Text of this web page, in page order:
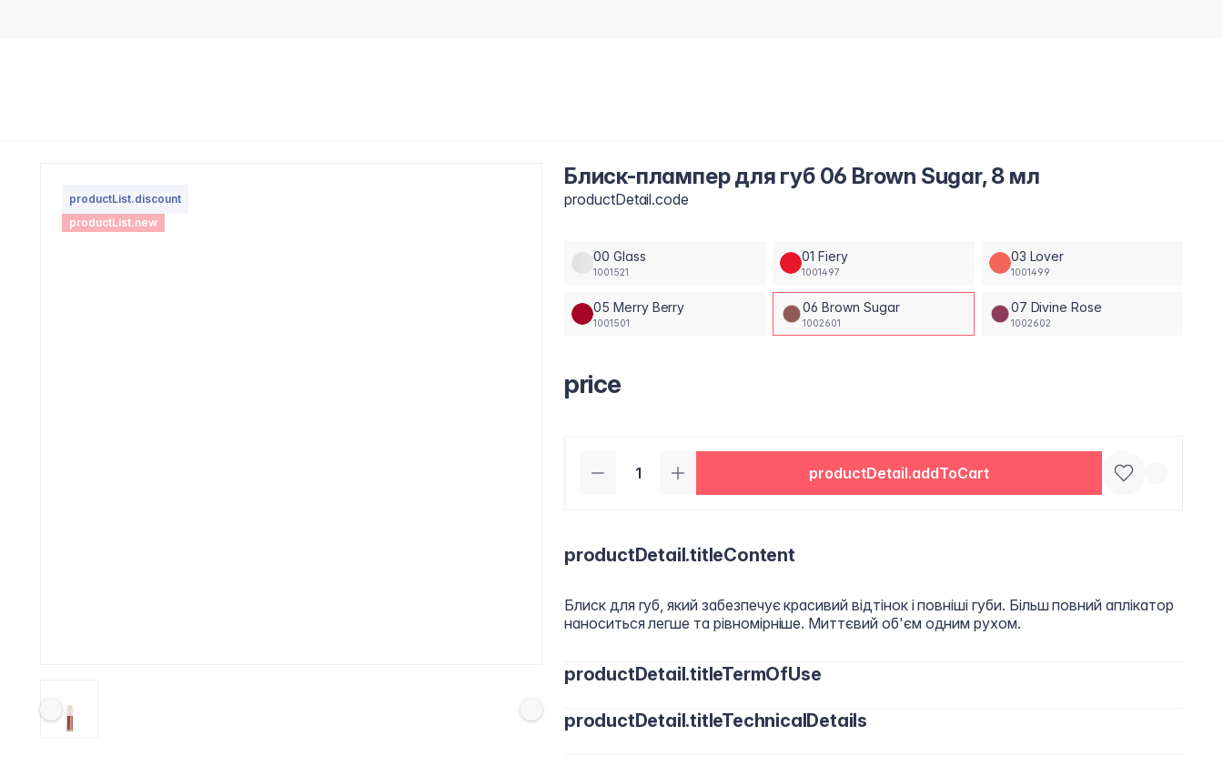
productList.discount
productList.new
Блиск-плампер для губ 06 Brown Sugar, 8 мл
productDetail.code
00 Glass
1001521
01 Fiery
1001497
03 Lover
1001499
05 Merry Berry
1001501
06 Brown Sugar
1002601
07 Divine Rose
1002602
price
productDetail.addToCart
productDetail.titleContent
Блиск для губ, який забезпечує красивий відтінок і повніші губи. Більш повний аплікатор
наноситься легше та рівномірніше. Миттєвий об'єм одним рухом.
productDetail.titleTermOfUse
Нанесіть на попередньо очищену суху шкіру губ і рівномірно розподіліть.
productDetail.titleTechnicalDetails